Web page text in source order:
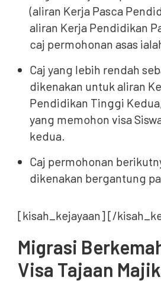
(aliran Kerja Pasca
aliran Kerja Pendidikan
caj permohonan asas
Caj yang lebih rendah
dikenakan untuk aliran
Pendidikan Tinggi
yang memohon visa
kedua.
Caj permohonan
dikenakan bergantung
[kisah_kejayaan] [/
Migrasi
Visa Tajaan